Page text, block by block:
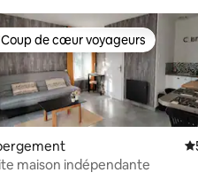
de cœur voyageurs les plus
Coup de cœur voyageurs
maison indépendante